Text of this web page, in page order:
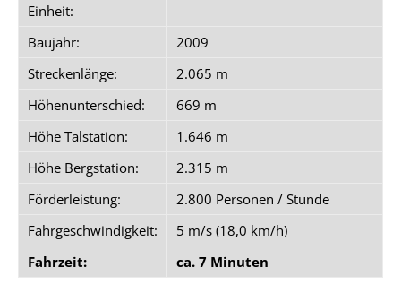
Einheit:
Baujahr:
2009
Streckenlänge:
2.065 m
Höhenunterschied:
669 m
Höhe Talstation:
1.646 m
Höhe Bergstation:
2.315 m
Förderleistung:
2.800 Personen / Stunde
Fahrgeschwindigkeit:
5 m/s (18,0 km/h)
Fahrzeit:
ca. 7 Minuten